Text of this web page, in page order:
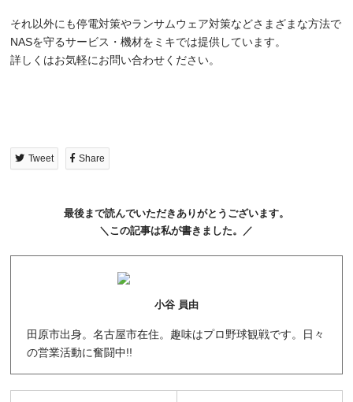
それ以外にも停電対策やランサムウェア対策などさまざまな方法で
NASを守るサービス・機材をミキでは提供しています。
詳しくはお気軽にお問い合わせください。
Tweet Share
最後まで読んでいただきありがとうございます。
＼この記事は私が書きました。／
小谷 員由
田原市出身。名古屋市在住。趣味はプロ野球観戦です。日々
の営業活動に奮闘中!!